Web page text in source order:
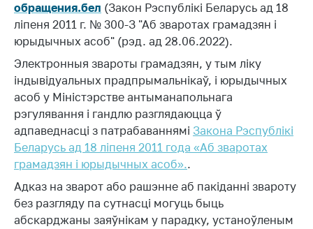
Рэгуляванне
гандлю
Абарона правоў
спажыўцоў
Рэгуляванне
рэкламнай
дзейнасці
Рэгуляванне і
кантроль закупак
Прымяненне мер
нетарыфнага
рэгулявання
обращения.бел (Закон Рэспублікі Беларусь ад 18
ліпеня 2011 г. № 300-З "Аб зваротах грамадзян і
юрыдычных асоб" (рэд. ад 28.06.2022).
Электронныя звароты грамадзян, у тым ліку
індывідуальных прадпрымальнікаў, і юрыдычных
асоб у Міністэрстве антыманапольнага
рэгулявання і гандлю разглядаюцца ў
адпаведнасці з патрабаваннямі Закона Рэспублікі
Беларусь ад 18 ліпеня 2011 года «Аб зваротах
грамадзян і юрыдычных асоб»..
Адказ на зварот або рашэнне аб пакіданні звароту
без разгляду па сутнасці могуць быць
абскарджаны заяўнікам у парадку, устаноўленым